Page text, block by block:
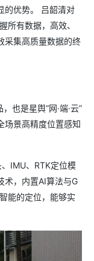
的优势。 吕韶清对
所有数据，高效、
采集高质量数据的终
也是星舆“网·端·云”
场景高精度位置感知
IMU、RTK定位模
术，内置AI算法与G
能的定位，能够实